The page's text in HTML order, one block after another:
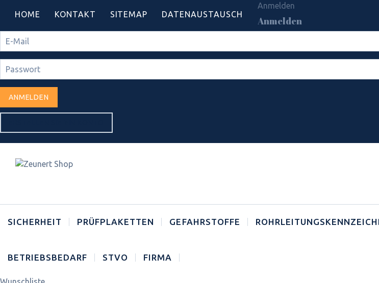
HOME KONTAKT SITEMAP DATENAUSTAUSCH
Anmelden
Anmelden
ANMELDEN
SICHERHEIT PRÜFPLAKETTEN GEFAHRSTOFFE
BETRIEBSBEDARF STVO FIRMA